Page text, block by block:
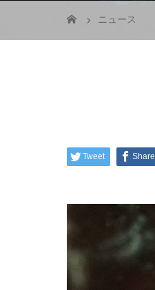
ニュース
Tweet Share